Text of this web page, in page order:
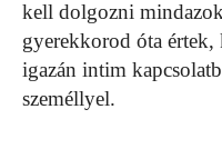
kell dolgozni
gyerekkorod óta értek,
igazán intim
személlyel.